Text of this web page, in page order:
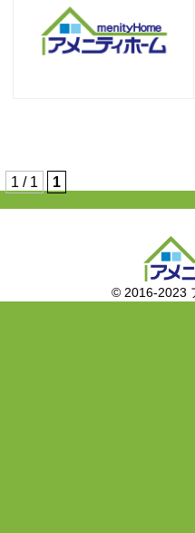
1 / 1 1
© 2016-2023